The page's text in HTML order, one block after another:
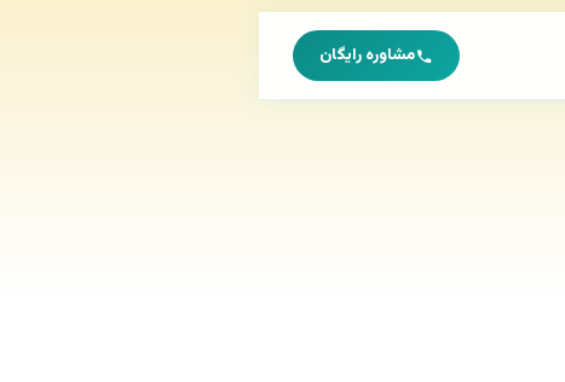
مشاوره رایگان